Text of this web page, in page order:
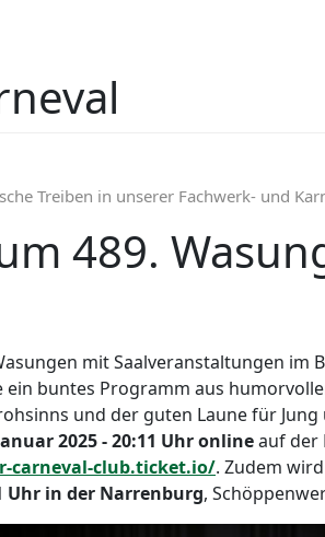
Treiben in unserer Fachwerk- und
489.
mit Saalveranstaltungen im
ein buntes Programm aus
und der guten Laune für Jung
2025 - 20:11 Uhr onlineauf der
carneval-club.ticket.io/. Zudem
Uhr in der Narrenburg,